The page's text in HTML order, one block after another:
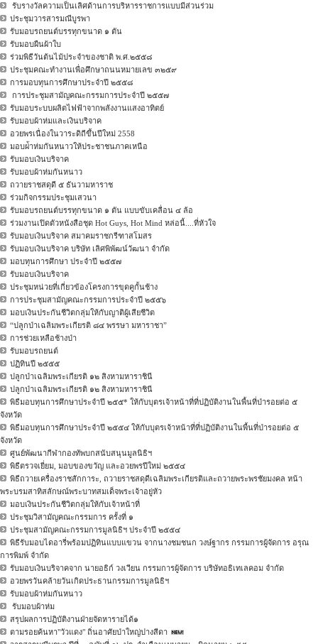
รับรางวัลความเป็นเลิศด้านการบริหารราชการแบบมีส่วนร่วม
ประชุมวารสารมณีบูรพา
รับมอบรถยนต์บรรทุกขนาด ๑ ตัน
รับมอบผืนผ้าใบ
ร่วมพิธีวันต้นไม้ประจำของชาติ พ.ศ.๒๕๕๘
ประชุมคณะทำงานเพื่อศึกษาถนนหมายเลข ๓๒๕๙
การมอบทุนการศึกษาประจำปี ๒๕๕๘
การประชุมสามัญคณะกรรมการประจำปี ๒๕๕๗
รับมอบระบบผลิตไฟฟ้าจากพลังงานแสงอาทิตย์
รับมอบผ้าห่มและเงินบริจาค
อวยพรเนื่องในวาระดิถีขึ้นปีใหม่ 2558
มอบผ่้าห่มกันหนาวให้ประชาชนภาคเหนือ
รับมอบเงินบริจาค
รับมอบผ้าห่มกันหนาว
ถวายราชสดุดี ๕ ธันวามหาราช
ร่วมกิจกรรมประชุมเสวนา
รับมอบรถยนต์บรรทุกขนาด ๑ ตัน แบบขับเคลื่อน ๔ ล้อ
ร่วมงานเปิดตัวหนังสือชุด Hot Guys, Hot Mind หล่อนี้....ที่หัวใจ
รับมอบเงินบริจาค สมาคมราชกรีฑาสโมสร
รับมอบเงินบริจาค บริษัท เลิศพิพัฒน์วัฒนา จำกัด
มอบทุนการศึกษา ประจำปี ๒๕๕๗
รับมอบเงินบริจาค
ประชุมหน่วยที่เกี่ยวข้องโครงการขุดคูกั้นช้าง
การประชุมสามัญคณะกรรมการประจำปี ๒๕๕๖
มอบเงินประกันชีวิตกลุ่มให้กับญาติผู้เสียชีวิต
“ปลูกป่าเฉลิมพระเกียรติ ๘๔ พรรษา มหาราชา”
การช่วยเหลือช้างป่า
รับมอบรถยนต์
ปฏิทินปี ๒๕๕๕
ปลูกป่าเฉลิมพระเกียรติ ๑๒ สิงหามหาราชินี
ปลูกป่าเฉลิมพระเกียรติ ๑๒ สิงหามหาราชินี
พิธีมอบทุนการศึกษาประจำปี ๒๕๕* ให้กับบุตรเจ้าหน้าที่ที่ปฏิบัติงานในพื้นที่ป่ารอยต่อ ๕
จังหวัด
พิธีมอบทุนการศึกษาประจำปี ๒๕๕๔ ให้กับบุตรเจ้าหน้าที่ที่ปฏิบัติงานในพื้นที่ป่ารอยต่อ ๕
จังหวัด
ศูนย์พัฒนากีฬากองทัพบกสนับสนุนมูลนิธิฯ
พิธีตรวจเยี่ยม, มอบของขวัญ และอวยพรปีใหม่ ๒๕๕๔
พิธีถวายเครื่องราชสักการะ, ถวายราชสดุดีเฉลิมพระเกียรติและถวายพระพรชัยมงคล หน้า
พระบรมสาทิสลักษณ์พระบาทสมเด็จพระเจ้าอยู่หัว
มอบเงินประกันชีวิตกลุ่มให้กับเจ้าหน้าที่
ประชุมวิสามัญคณะกรรมการ ครั้งที่ ๑
ประชุมสามัญคณะกรรมการมูลนิธิฯ ประจำปี ๒๕๕๔
พิธีรับมอบไดอารี่พร้อมปฏิทินแบบแขวน จากนางชมชนก วงษ์ฐากร กรรมการผู้จัดการ อรุณ
การพิมพ์ จำกัด
รับมอบเงินบริจาคจาก นายอธิก์ วงเวียน กรรมการผู้จัดการ บริษัทอธิเทเลคอม จำกัด
อวยพรวันคล้ายวันเกิดประธานกรรมการมูลนิธิฯ
รับมอบผ้าห่มกันหนาว
รับมอบผ้าห่ม
สรุปผลการปฏิบัติงานฝ่ายจัดหารายได้๑
ตามรอยค้นหา"วัวแดง" ถิ่นอาศัยป่าใหญ่ปางสีดา